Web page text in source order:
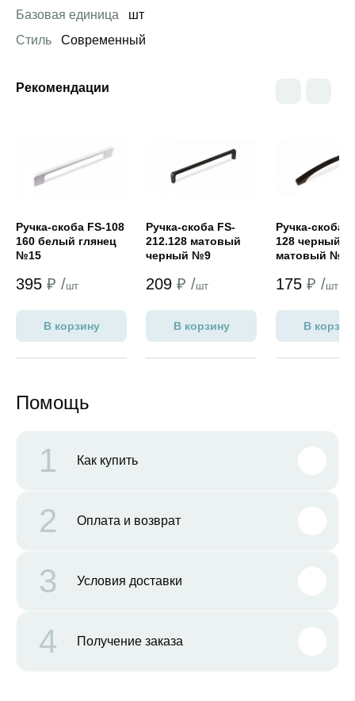
Базовая единица
шт
Стиль
Современный
Рекомендации
Ручка-скоба FS-108
160 белый глянец
№15
395 ₽ /шт
В корзину
Ручка-скоба FS-
212.128 матовый
черный №9
209 ₽ /шт
В корзину
Ручка-скоба
128 черный
матовый №9
175 ₽ /шт
В
Помощь
1 Как купить
2 Оплата и возврат
3 Условия доставки
4 Получение заказа